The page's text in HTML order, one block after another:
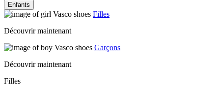
Enfants
Filles
Découvrir maintenant
Garçons
Découvrir maintenant
Filles